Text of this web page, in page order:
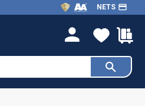
NETS payment
person